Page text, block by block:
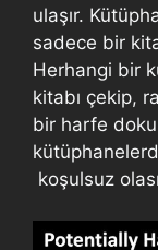
ulaşır.
sadece bir
Herhangi bir
kitabı çekip,
bir harfe
koşulsuz